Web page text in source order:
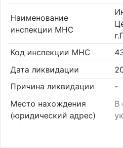
Наименование
инспекции МНС
Код инспекции МНС
Дата ликвидации
Причина ликвидации
-
Место нахождения
(юридический адрес)
В